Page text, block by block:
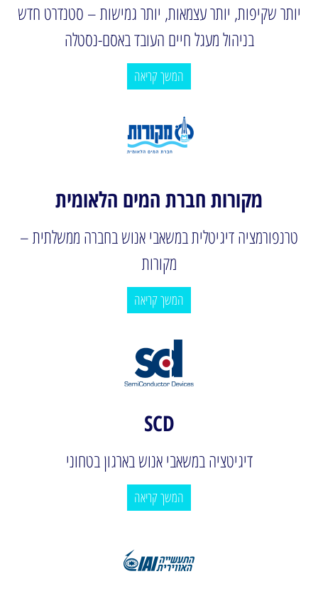
יותר שקיפות, יותר עצמאות, יותר גמישות – סטנדרט חדש
בניהול מעגל חיים העובד באסם-נסטלה
המשך קריאה
מקורות חברת המים הלאומית
טרנפורמציה דיגיטלית במשאבי אנוש בחברה ממשלתית –
מקורות
המשך קריאה
SCD
דיגיטציה במשאבי אנוש בארגון בטחוני
המשך קריאה